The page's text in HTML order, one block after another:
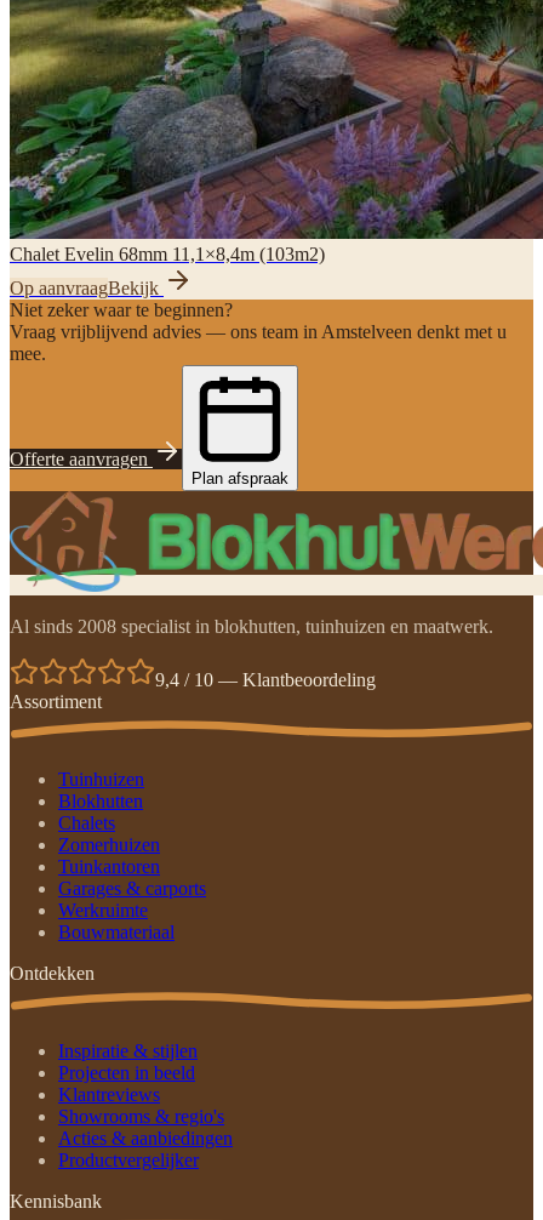
Chalet Evelin 68mm 11,1×8,4m (103m2)
Op aanvraagBekijk
Niet zeker waar te beginnen?
Vraag vrijblijvend advies — ons team in Amstelveen denkt met u
mee.
Offerte aanvragen
Plan afspraak
Al sinds 2008 specialist in blokhutten, tuinhuizen en maatwerk.
9,4 / 10 — Klantbeoordeling
Assortiment
Tuinhuizen
Blokhutten
Chalets
Zomerhuizen
Tuinkantoren
Garages & carports
Werkruimte
Bouwmateriaal
Ontdekken
Inspiratie & stijlen
Projecten in beeld
Klantreviews
Showrooms & regio's
Acties & aanbiedingen
Productvergelijker
Kennisbank